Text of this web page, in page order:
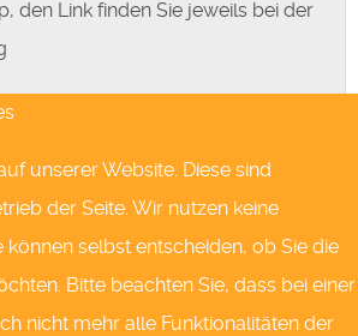
den Link finden Sie jeweils bei der
unserer Website. Diese sind
der Seite. Wir nutzen keine
können selbst entscheiden, ob Sie die
Bitte beachten Sie, dass bei einer
nicht mehr alle Funktionalitäten der